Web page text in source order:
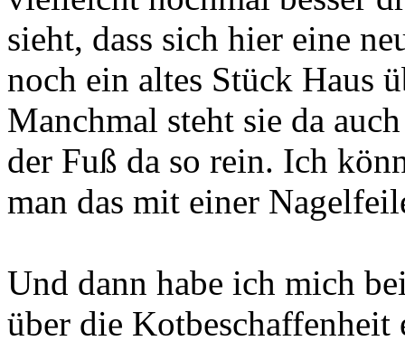
sieht, dass sich hier eine
noch ein altes Stück Haus
Manchmal steht sie da
der Fuß da so rein. Ich
man das mit einer
Und dann habe ich mich
über die Kotbeschaffenheit